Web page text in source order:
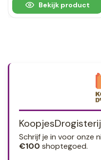
Bekijk product
Schrijf je in voor onze
€100 shoptegoed.